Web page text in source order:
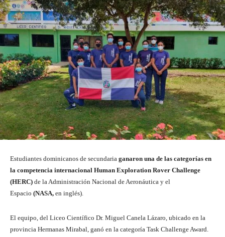
Estudiantes dominicanos de secundaria ganaron una de las categorías en
la competencia internacional Human Exploration Rover Challenge
(HERC) de la Administración Nacional de Aeronáutica y el
Espacio (NASA, en inglés).
El equipo, del Liceo Científico Dr. Miguel Canela Lázaro, ubicado en la
provincia Hermanas Mirabal, ganó en la categoría Task Challenge Award.